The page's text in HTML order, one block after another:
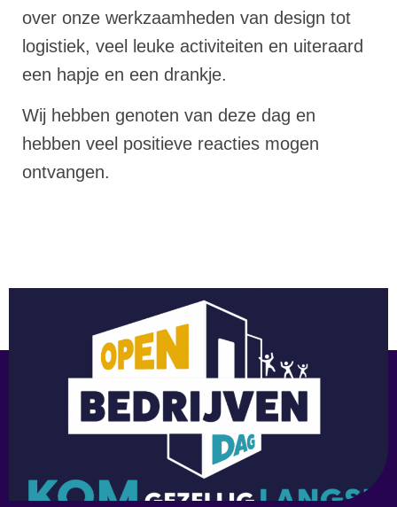
over onze werkzaamheden van design tot
logistiek, veel leuke activiteiten en uiteraard
een hapje en een drankje.
Wij hebben genoten van deze dag en
hebben veel positieve reacties mogen
ontvangen.